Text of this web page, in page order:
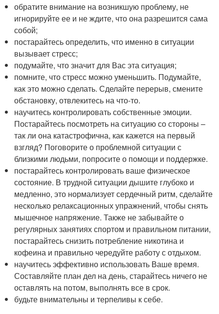
обратите внимание на возникшую проблему, не
игнорируйте ее и не ждите, что она разрешится сама
собой;
постарайтесь определить, что именно в ситуации
вызывает стресс;
подумайте, что значит для Вас эта ситуация;
помните, что стресс можно уменьшить. Подумайте,
как это можно сделать. Сделайте перерыв, смените
обстановку, отвлекитесь на что-то.
научитесь контролировать собственные эмоции.
Постарайтесь посмотреть на ситуацию со стороны –
так ли она катастрофична, как кажется на первый
взгляд? Поговорите о проблемной ситуации с
близкими людьми, попросите о помощи и поддержке.
постарайтесь контролировать ваше физическое
состояние. В трудной ситуации дышите глубоко и
медленно, это нормализует сердечный ритм, сделайте
несколько релаксационных упражнений, чтобы снять
мышечное напряжение. Также не забывайте о
регулярных занятиях спортом и правильном питании,
постарайтесь снизить потребление никотина и
кофеина и правильно чередуйте работу с отдыхом.
научитесь эффективно использовать Ваше время.
Составляйте план дел на день, старайтесь ничего не
оставлять на потом, выполнять все в срок.
будьте внимательны и терпеливы к себе.